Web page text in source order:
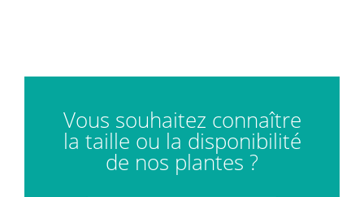
Vous souhaitez connaître
la taille ou la disponibilité
de nos plantes ?